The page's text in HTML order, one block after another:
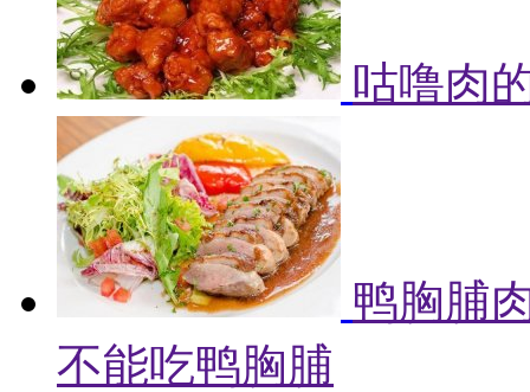
咕噜肉
鸭胸脯
不能吃鸭胸脯